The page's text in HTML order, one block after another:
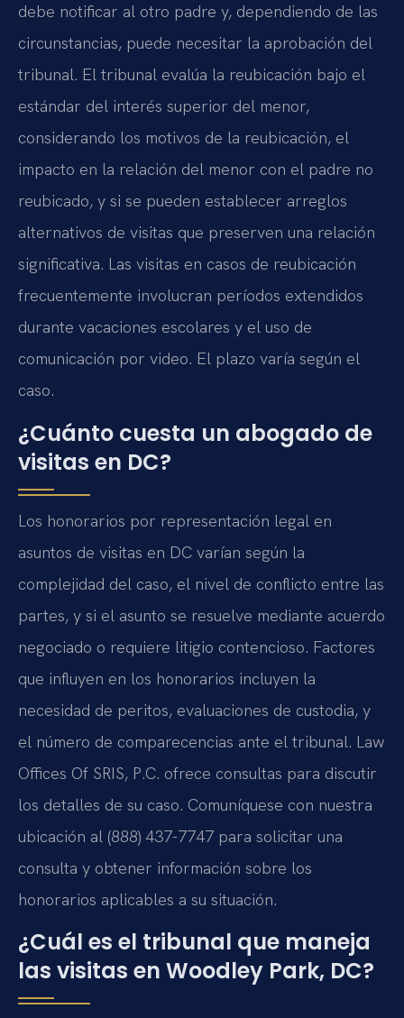
debe notificar al otro padre y, dependiendo de las
circunstancias, puede necesitar la aprobación del
tribunal. El tribunal evalúa la reubicación bajo el
estándar del interés superior del menor,
considerando los motivos de la reubicación, el
impacto en la relación del menor con el padre no
reubicado, y si se pueden establecer arreglos
alternativos de visitas que preserven una relación
significativa. Las visitas en casos de reubicación
frecuentemente involucran períodos extendidos
durante vacaciones escolares y el uso de
comunicación por video. El plazo varía según el
caso.
¿Cuánto cuesta un abogado de
visitas en DC?
Los honorarios por representación legal en
asuntos de visitas en DC varían según la
complejidad del caso, el nivel de conflicto entre las
partes, y si el asunto se resuelve mediante acuerdo
negociado o requiere litigio contencioso. Factores
que influyen en los honorarios incluyen la
necesidad de peritos, evaluaciones de custodia, y
el número de comparecencias ante el tribunal. Law
Offices Of SRIS, P.C. ofrece consultas para discutir
los detalles de su caso. Comuníquese con nuestra
ubicación al (888) 437-7747 para solicitar una
consulta y obtener información sobre los
honorarios aplicables a su situación.
¿Cuál es el tribunal que maneja
las visitas en Woodley Park, DC?